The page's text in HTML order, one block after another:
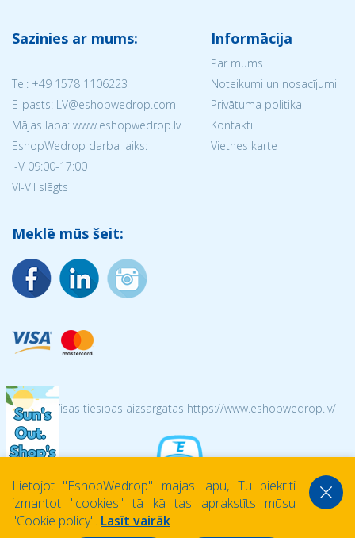
Sazinies ar mums:
Tel: +49 1578 1106223
E-pasts: LV@eshopwedrop.com
Mājas lapa: www.eshopwedrop.lv
EshopWedrop darba laiks:
I-V 09:00-17:00
VI-VII slēgts
Informācija
Par mums
Noteikumi un nosacījumi
Privātuma politika
Kontakti
Vietnes karte
Meklē mūs šeit:
© 2026 Visas tiesības aizsargātas https://www.eshopwedrop.lv/
Lietojot ''EshopWedrop'' mājas lapu, Tu piekrīti
izmantot ''cookies'' tā kā tas aprakstīts mūsu
''Cookie policy''. Lasīt vairāk